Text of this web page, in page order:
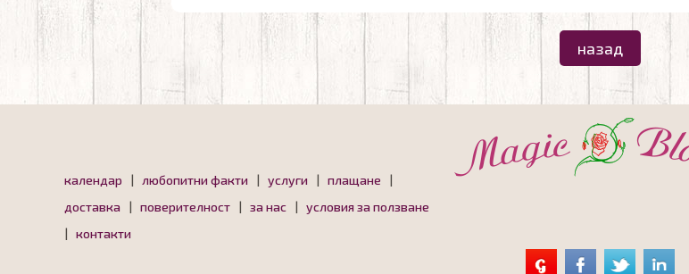
назад
календар | любопитни факти | услуги | плащане |
доставка | поверителност | за нас | условия за ползване
| контакти